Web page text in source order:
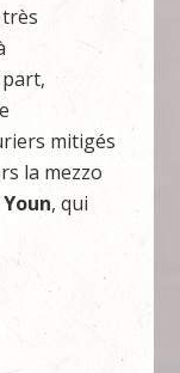
mitigés
la mezzo
, qui